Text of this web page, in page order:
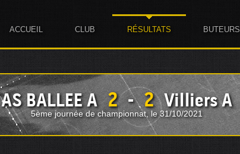
ACCUEIL CLUB RÉSULTATS BUTEURS
AS BALLEE A 2 - 2 Villiers A
5ème journée de championnat, le 31/10/2021